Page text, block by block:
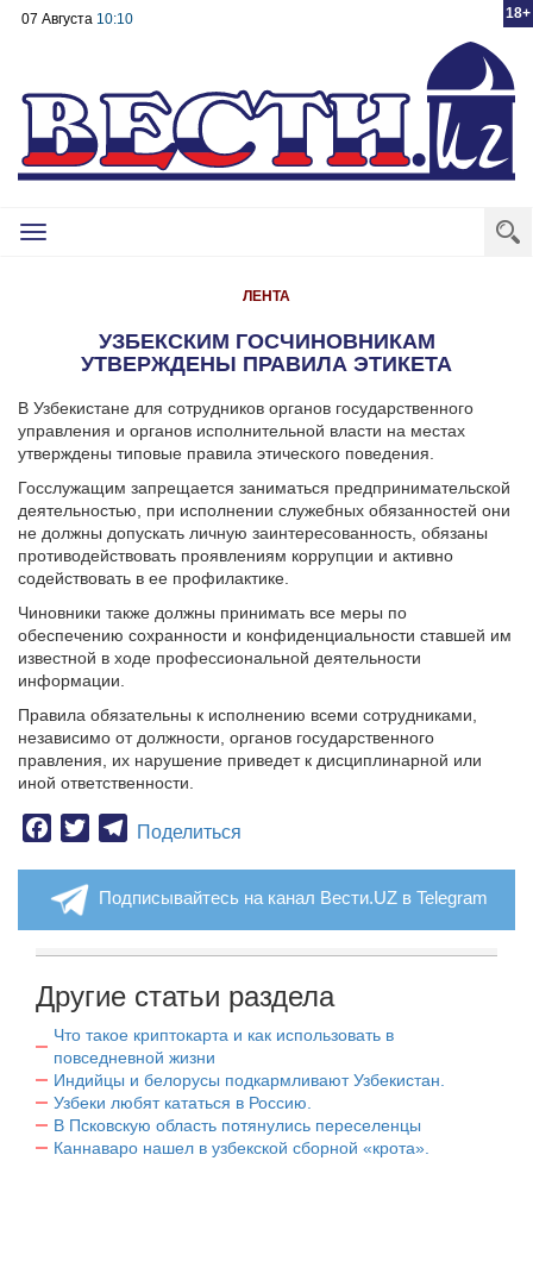
18+
07 Августа 10:10
Toggle
ЛЕНТА
УЗБЕКСКИМ ГОСЧИНОВНИКАМ
УТВЕРЖДЕНЫ ПРАВИЛА ЭТИКЕТА
В Узбекистане для сотрудников органов государственного
управления и органов исполнительной власти на местах
утверждены типовые правила этического поведения.
Госслужащим запрещается заниматься предпринимательской
деятельностью, при исполнении служебных обязанностей они
не должны допускать личную заинтересованность, обязаны
противодействовать проявлениям коррупции и активно
содействовать в ее профилактике.
Чиновники также должны принимать все меры по
обеспечению сохранности и конфиденциальности ставшей им
известной в ходе профессиональной деятельности
информации.
Правила обязательны к исполнению всеми сотрудниками,
независимо от должности, органов государственного
правления, их нарушение приведет к дисциплинарной или
иной ответственности.
Facebook
TwitterTelegram
Поделиться
Подписывайтесь на канал Вести.UZ в Telegram
Другие статьи раздела
Что такое криптокарта и как использовать в
повседневной жизни
Индийцы и белорусы подкармливают Узбекистан.
Узбеки любят кататься в Россию.
В Псковскую область потянулись переселенцы
Каннаваро нашел в узбекской сборной «крота».